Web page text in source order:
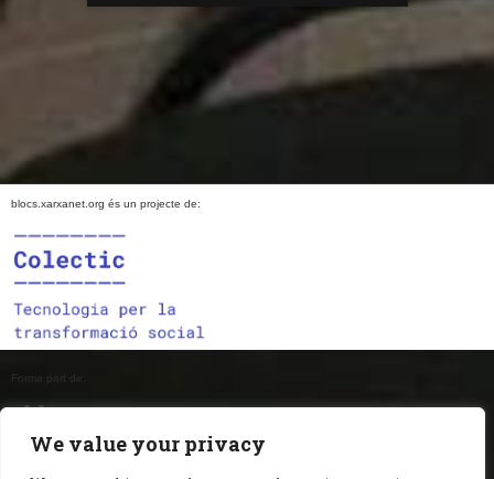
We value your privacy
blocs.xarxanet.org és un projecte de:
Forma part de: